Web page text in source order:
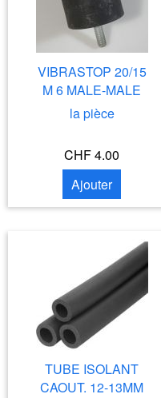
VIBRASTOP 20/15
M 6 MALE-MALE
la pièce
CHF 4.00
Ajouter
TUBE ISOLANT
CAOUT. 12-13MM